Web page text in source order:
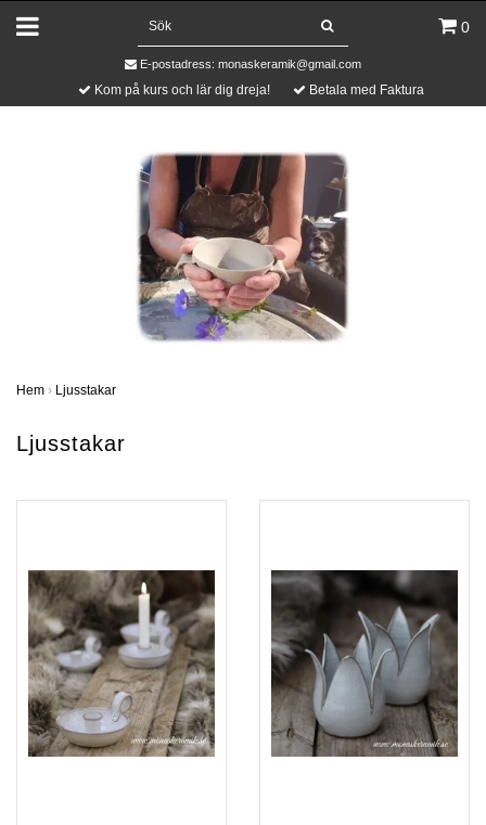
0
E-postadress: monaskeramik@gmail.com
Kom på kurs och lär dig dreja! Betala med Faktura
Hem › Ljusstakar
Ljusstakar